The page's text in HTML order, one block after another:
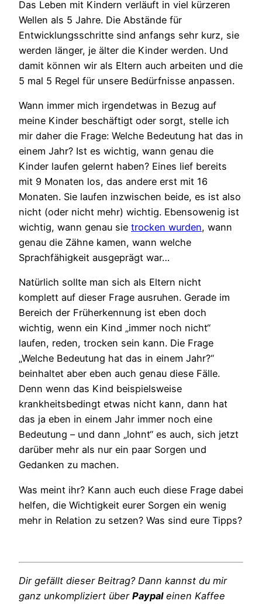
Das Leben mit Kindern verläuft in viel kürzeren
Wellen als 5 Jahre. Die Abstände für
Entwicklungsschritte sind anfangs sehr kurz, sie
werden länger, je älter die Kinder werden. Und
damit können wir als Eltern auch arbeiten und die
5 mal 5 Regel für unsere Bedürfnisse anpassen.
Wann immer mich irgendetwas in Bezug auf
meine Kinder beschäftigt oder sorgt, stelle ich
mir daher die Frage: Welche Bedeutung hat das in
einem Jahr? Ist es wichtig, wann genau die
Kinder laufen gelernt haben? Eines lief bereits
mit 9 Monaten los, das andere erst mit 16
Monaten. Sie laufen inzwischen beide, es ist also
nicht (oder nicht mehr) wichtig. Ebensowenig ist
wichtig, wann genau sie trocken wurden, wann
genau die Zähne kamen, wann welche
Sprachfähigkeit ausgeprägt war…
Natürlich sollte man sich als Eltern nicht
komplett auf dieser Frage ausruhen. Gerade im
Bereich der Früherkennung ist eben doch
wichtig, wenn ein Kind „immer noch nicht“
laufen, reden, trocken sein kann. Die Frage
„Welche Bedeutung hat das in einem Jahr?“
beinhaltet aber eben auch genau diese Fälle.
Denn wenn das Kind beispielsweise
krankheitsbedingt etwas nicht kann, dann hat
das ja eben in einem Jahr immer noch eine
Bedeutung – und dann „lohnt“ es auch, sich jetzt
darüber mehr als nur ein paar Sorgen und
Gedanken zu machen.
Was meint ihr? Kann auch euch diese Frage dabei
helfen, die Wichtigkeit eurer Sorgen ein wenig
mehr in Relation zu setzen? Was sind eure Tipps?
Dir gefällt dieser Beitrag? Dann kannst du mir
ganz unkompliziert über Paypaleinen Kaffee